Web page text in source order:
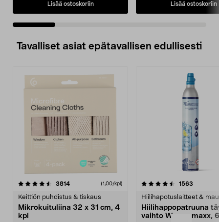
Lisää ostoskoriin Lisää ostoskoriin
Tavalliset asiat epätavallisen edullisesti
3814arvostelut (1,00/kpl)
Keittiön puhdistus & tiskaus
Mikrokuituliina 32 x 31 cm, 4
kpl
4.5viidestä
1563
Hiilihapotuslaitteet &
Hiilihappopatruuna
vaihto Wassermaxx,
4.5viidestä